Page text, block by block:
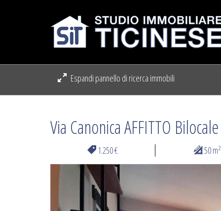
Espandi pannello di ricerca immobili
Via Canonica AFFITTO Bilocale
1.250 € 50 m2
Previous